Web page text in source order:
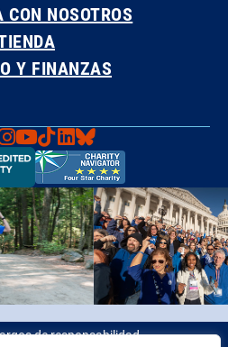
CON NOSOTROS
Y FINANZAS
Instagram
YouTube
TikTok
LinkedIn
Bluesky
de responsabilidad